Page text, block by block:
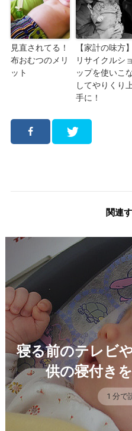
見直されてる！
布おむつのメリ
ット
【家計の味方】
リサイクルショ
ップを使いこ
してやりくり
手に！
関連
寝る前のテレビ
供の寝付き
1 分で